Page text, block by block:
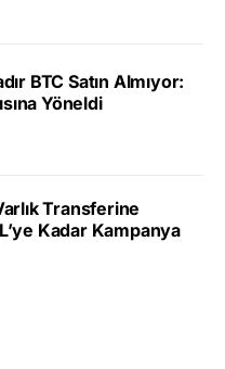
BTC Satın Almıyor:
Yöneldi
Transferine
Kadar Kampanya